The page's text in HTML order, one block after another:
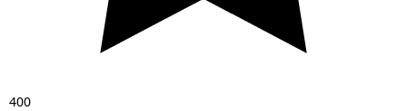
400